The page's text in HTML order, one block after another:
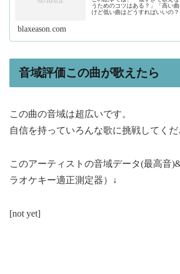
うためのコツはある？」「高い
けど低い曲はどうすればいいの？
blaxeason.com
音域評価この曲が歌えたら
この曲の音域は超広いです。
自信を持っていろんな歌に挑戦してくだ
このアーティストの音域データ(最高音
ラオケキー適正測定器）↓
[not yet]